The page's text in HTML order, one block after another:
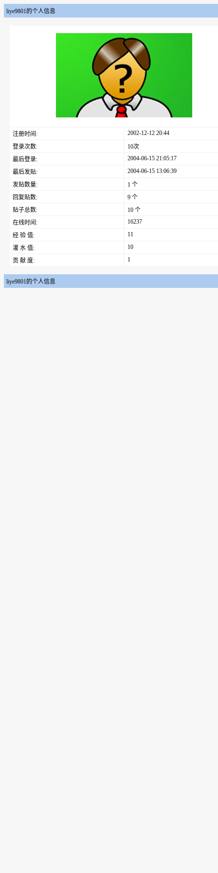
liye9801的个人信息
注册时间:
2002-12-12 20:44
登录次数:
10次
最后登录:
2004-06-15 21:05:17
最后发贴:
2004-06-15 13:06:39
发贴数量:
1 个
回复贴数:
9 个
贴子总数:
10 个
在线时间:
16237
经 验 值:
11
灌 水 值:
10
贡 献 度:
1
liye9801的个人信息